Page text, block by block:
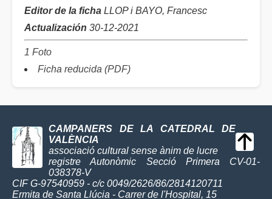
Editor de la ficha LLOP i BAYO, Francesc
Actualización 30-12-2021
1 Foto
Ficha reducida (PDF)
CAMPANERS DE LA CATEDRAL DE
VALÈNCIA
associació cultural sense ànim de lucre
registre Autonòmic Secció Primera CV-01-
038378-V
CIF G-97540959 - c/c 0049/2626/86/2814120711
Ermita de Santa Llúcia - Carrer de l'Hospital, 15